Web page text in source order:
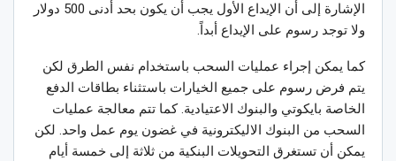
الإشارة إلى أن الإيداع الأول يجب أن يكون بحد أدنى 500 دولار
ولا توجد رسوم على الإيداع أبداً.
كما يمكن إجراء عمليات السحب باستخدام نفس الطرق لكن
يتم فرض رسوم على جميع الخيارات باستثناء بطاقات الدفع
الخاصة بايكوتي والبنوك الاعتيادية. كما تتم معالجة عمليات
السحب من البنوك الاليكترونية في غضون يوم عمل واحد. لكن
يمكن أن تستغرق التحويلات البنكية من ثلاثة إلى خمسة أيام